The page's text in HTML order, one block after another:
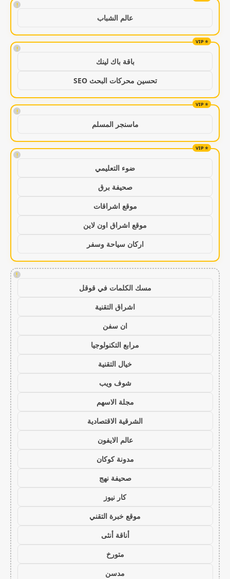
!
عالم الشباب
!
باقة باك لينك
تحسين محركات البحث SEO
!
ماسنجر المسلم
!
ضوء التعليمي
صحيفة برق
موقع اشراقات
موقع اشراق اون لاين
اركان سياحة وسفر
!
مسك الكلمات في قوقل
اشراق التقنية
ان سفن
مرابع التكنولوجيا
خيال التقنية
شوف ويب
مجلة الاسهم
الشرقية الاقتصادية
عالم الايفون
مدونة كوكان
صحيفة نهج
كار نيوز
موقع خبرة التقني
أناقة أنثى
متورخ
مدسن